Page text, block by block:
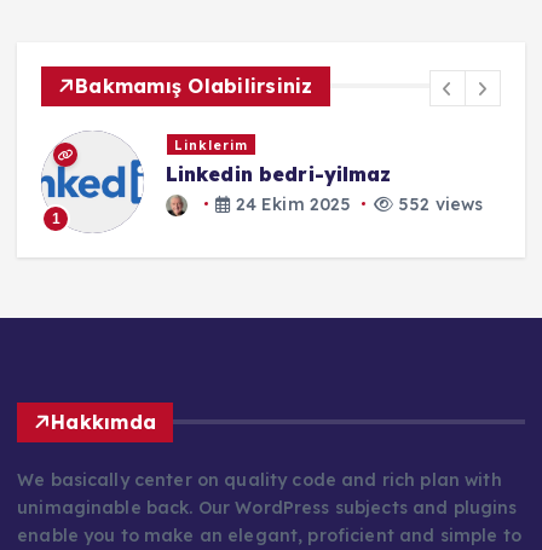
Bakmamış Olabilirsiniz
1
Linklerim
Linkedin bedri-yilmaz
24 Ekim 2025 552 views
Hakkımda
We basically center on quality code and rich plan with
unimaginable back. Our WordPress subjects and plugins
enable you to make an elegant, proficient and simple to